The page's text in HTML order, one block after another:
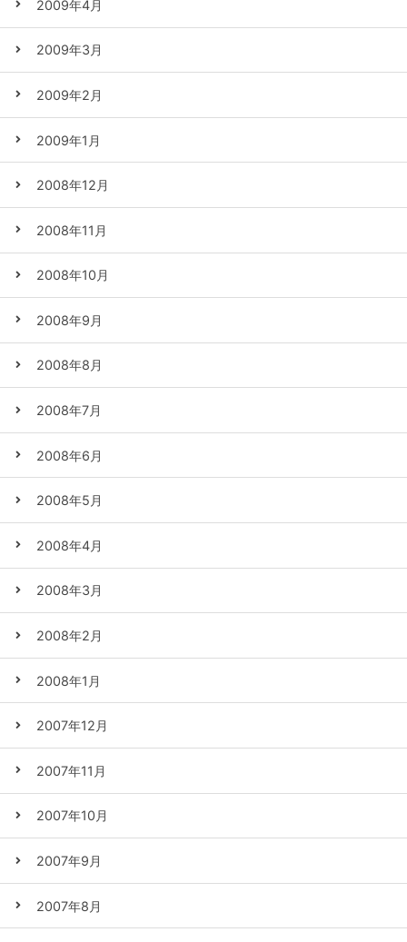
2009年4月
2009年3月
2009年2月
2009年1月
2008年12月
2008年11月
2008年10月
2008年9月
2008年8月
2008年7月
2008年6月
2008年5月
2008年4月
2008年3月
2008年2月
2008年1月
2007年12月
2007年11月
2007年10月
2007年9月
2007年8月